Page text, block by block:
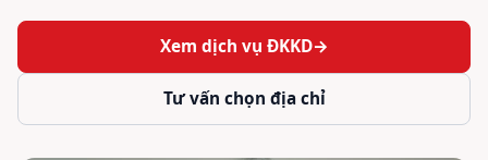
Xem dịch vụ ĐKKD→
Tư vấn chọn địa chỉ